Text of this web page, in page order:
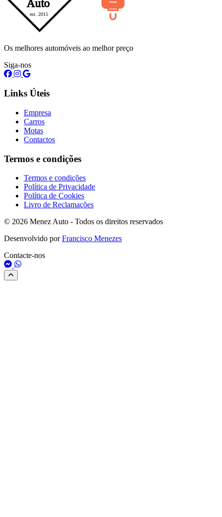
Os melhores automóveis ao melhor preço
Siga-nos
Links Úteis
Empresa
Carros
Motas
Contactos
Termos e condições
Termos e condições
Política de Privacidade
Política de Cookies
Livro de Reclamações
© 2026 Menez Auto - Todos os direitos reservados
Desenvolvido porFrancisco Menezes
Contacte-nos